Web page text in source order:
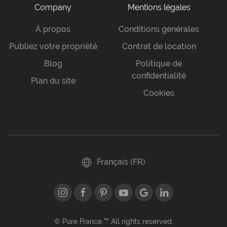
Company
À propos
Publiez votre propriété
Blog
Plan du site
Mentions légales
Conditions générales
Contrat de location
Politique de
confidentialité
Cookies
Français (FR)
© Pure France.™ All rights reserved.